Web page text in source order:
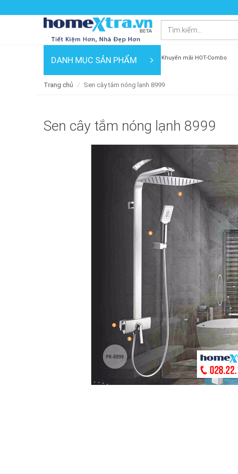
DANH MỤC SẢN PHẨM Khuyến mãi HOT-Combo
Trang chủ Sen cây tắm nóng lạnh 8999
Sen cây tắm nóng lạnh 8999